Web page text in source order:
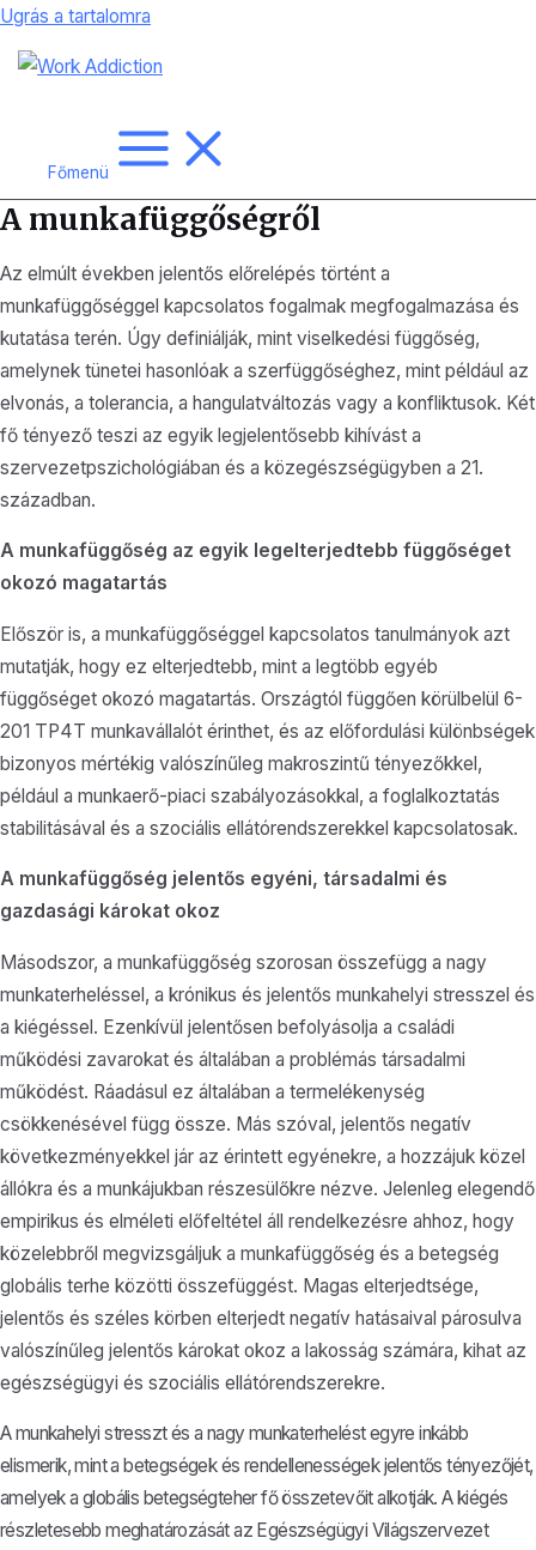
Ugrás a tartalomra
Főmenü
A munkafüggőségről
Az elmúlt években jelentős előrelépés történt a
munkafüggőséggel kapcsolatos fogalmak megfogalmazása és
kutatása terén. Úgy definiálják, mint viselkedési függőség,
amelynek tünetei hasonlóak a szerfüggőséghez, mint például az
elvonás, a tolerancia, a hangulatváltozás vagy a konfliktusok. Két
fő tényező teszi az egyik legjelentősebb kihívást a
szervezetpszichológiában és a közegészségügyben a 21.
században.
A munkafüggőség az egyik legelterjedtebb függőséget
okozó magatartás
Először is, a munkafüggőséggel kapcsolatos tanulmányok azt
mutatják, hogy ez elterjedtebb, mint a legtöbb egyéb
függőséget okozó magatartás. Országtól függően körülbelül 6-
201 TP4T munkavállalót érinthet, és az előfordulási különbségek
bizonyos mértékig valószínűleg makroszintű tényezőkkel,
például a munkaerő-piaci szabályozásokkal, a foglalkoztatás
stabilitásával és a szociális ellátórendszerekkel kapcsolatosak.
A munkafüggőség jelentős egyéni, társadalmi és
gazdasági károkat okoz
Másodszor, a munkafüggőség szorosan összefügg a nagy
munkaterheléssel, a krónikus és jelentős munkahelyi stresszel és
a kiégéssel. Ezenkívül jelentősen befolyásolja a családi
működési zavarokat és általában a problémás társadalmi
működést. Ráadásul ez általában a termelékenység
csökkenésével függ össze. Más szóval, jelentős negatív
következményekkel jár az érintett egyénekre, a hozzájuk közel
állókra és a munkájukban részesülőkre nézve. Jelenleg elegendő
empirikus és elméleti előfeltétel áll rendelkezésre ahhoz, hogy
közelebbről megvizsgáljuk a munkafüggőség és a betegség
globális terhe közötti összefüggést. Magas elterjedtsége,
jelentős és széles körben elterjedt negatív hatásaival párosulva
valószínűleg jelentős károkat okoz a lakosság számára, kihat az
egészségügyi és szociális ellátórendszerekre.
A munkahelyi stresszt és a nagy munkaterhelést egyre inkább
elismerik, mint a betegségek és rendellenességek jelentős tényezőjét,
amelyek a globális betegségteher fő összetevőit alkotják. A kiégés
részletesebb meghatározását az Egészségügyi Világszervezet